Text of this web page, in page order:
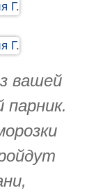
вашей